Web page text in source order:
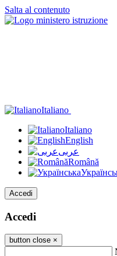
Salta al contenuto
Italiano
Italiano
English
عربى
Română
Accedi
Accedi
button close ×